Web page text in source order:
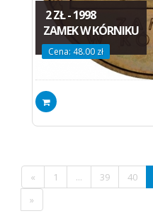
2 ZŁ - 1998
ZAMEK W KÓRNIKU
Cena: 48.00 zł
« 1 ... 39 40
»